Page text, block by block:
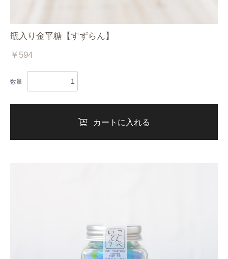
瓶入り金平糖【すずらん】
￥594
数量
カートに入れる